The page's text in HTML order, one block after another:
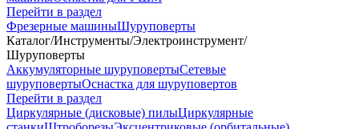
Перейти в раздел
Фрезерные машиныШуруповерты
Каталог/Инструменты/Электроинструмент/
Шуруповерты
Аккумуляторные шуруповертыСетевые
шуруповертыОснастка для шуруповертов
Перейти в раздел
Циркулярные (дисковые) пилыЦиркулярные